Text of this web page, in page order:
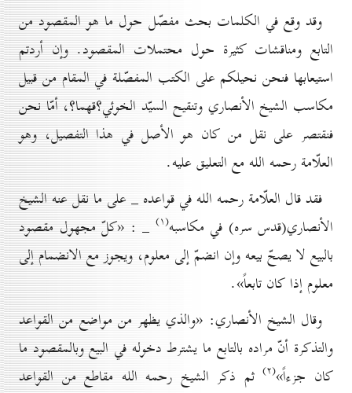
وقد وقع في الكلمات بحث مفصّل حول ما هو المقصود من
التابع ومناقشات كثيرة حول محتملات المقصود. وإن أردتم
استيعابها فنحن نحيلكم على الكتب المفصّلة في المقام من قبيل
مكاسب الشيخ الأنصاري وتنقيح السيّد الخوئي؟قهما؟، أمّا نحن
فنقتصر على نقل من كان هو الأصل في هذا التفصيل، وهو
العلّامة رحمه الله مع التعليق عليه.
فقد قال العلّامة رحمه الله في قواعده _ على ما نقل عنه الشيخ
الأنصاري(قدس سره) في مكاسبه(۱)
_ : «كلّ مجهول مقصود
بالبيع لا يصحّ بيعه وإن انضمّ إلى معلوم، ويجوز مع الانضمام إلى
معلوم إذا كان تابعاً».
وقال الشيخ الأنصاري: «والذي يظهر من مواضع من القواعد
والتذكرة أنّ مراده بالتابع ما يشترط دخوله في البيع وبالمقصود ما
كان جزءاً»(۲) ثم ذكر الشيخ رحمه الله مقاطع من القواعد